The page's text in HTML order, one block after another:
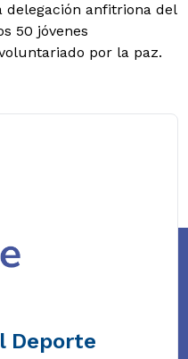
delegación anfitriona del
50 jóvenes
por la paz.
Deporte